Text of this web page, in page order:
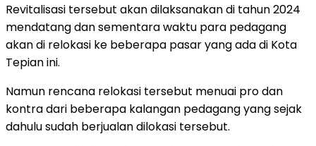
Revitalisasi tersebut akan dilaksanakan di tahun 2024
mendatang dan sementara waktu para pedagang
akan di relokasi ke beberapa pasar yang ada di Kota
Tepian ini.
Namun rencana relokasi tersebut menuai pro dan
kontra dari beberapa kalangan pedagang yang sejak
dahulu sudah berjualan dilokasi tersebut.